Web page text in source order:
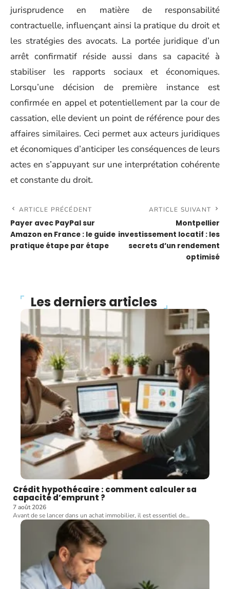
jurisprudence en matière de responsabilité
contractuelle, influençant ainsi la pratique du droit et
les stratégies des avocats. La portée juridique d’un
arrêt confirmatif réside aussi dans sa capacité à
stabiliser les rapports sociaux et économiques.
Lorsqu’une décision de première instance est
confirmée en appel et potentiellement par la cour de
cassation, elle devient un point de référence pour des
affaires similaires. Ceci permet aux acteurs juridiques
et économiques d’anticiper les conséquences de leurs
actes en s’appuyant sur une interprétation cohérente
et constante du droit.
ARTICLE PRÉCÉDENT
Payer avec PayPal sur
Amazon en France : le guide
pratique étape par étape
ARTICLE SUIVANT
Montpellier
investissement locatif : les
secrets d’un rendement
optimisé
Les derniers articles
Crédit hypothécaire : comment calculer sa
capacité d’emprunt ?
7 août 2026
Avant de se lancer dans un achat immobilier, il est essentiel de…